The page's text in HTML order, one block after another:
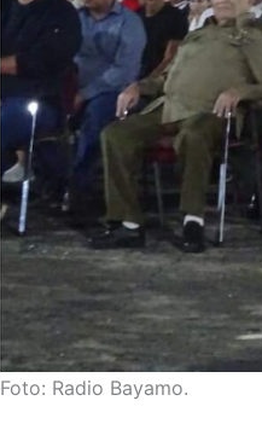
Foto: Radio Bayamo.